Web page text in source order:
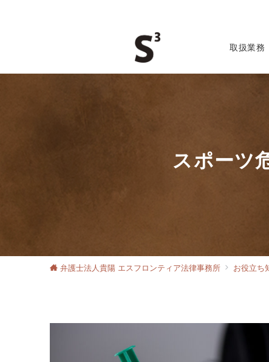
取扱業務
スポーツ
弁護士法人貴陽 エスフロンティア法律事務所 お役立ち